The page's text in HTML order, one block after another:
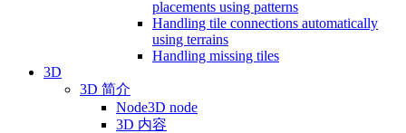
placements using patterns
Handling tile connections automatically
using terrains
Handling missing tiles
3D
3D 简介
Node3D node
3D 内容